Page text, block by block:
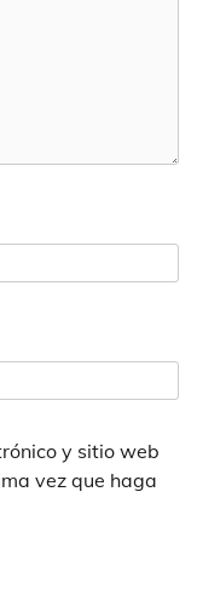
y sitio web
vez que haga